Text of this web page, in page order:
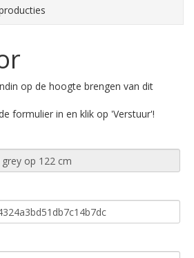
op de hoogte brengen van dit
formulier in en klik op 'Verstuur'!